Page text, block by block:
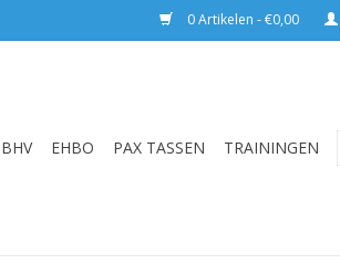
0 Artikelen - €0,00
BHV EHBO PAX TASSEN TRAININGEN